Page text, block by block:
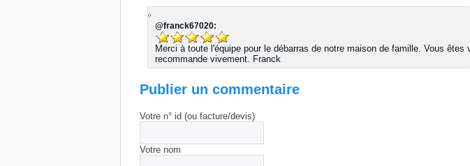
@franck67020:
Merci à toute l'équipe pour le débarras de notre maison de famille. Vous
recommande vivement. Franck
Publier un commentaire
Votre n° id (ou facture/devis)
Votre nom